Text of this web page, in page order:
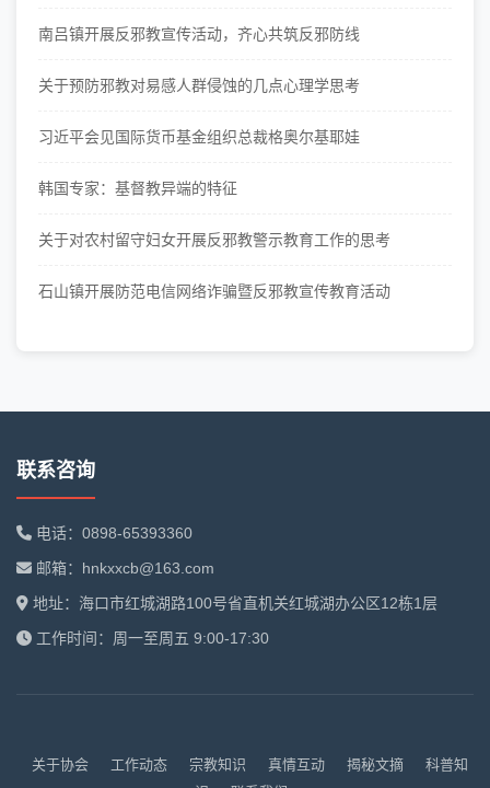
南吕镇开展反邪教宣传活动，齐心共筑反邪防线
关于预防邪教对易感人群侵蚀的几点心理学思考
习近平会见国际货币基金组织总裁格奥尔基耶娃
韩国专家：基督教异端的特征
关于对农村留守妇女开展反邪教警示教育工作的思考
石山镇开展防范电信网络诈骗暨反邪教宣传教育活动
联系咨询
电话：0898-65393360
邮箱：hnkxxcb@163.com
地址：海口市红城湖路100号省直机关红城湖办公区12栋1层
工作时间：周一至周五 9:00-17:30
关于协会 工作动态 宗教知识 真情互动 揭秘文摘
科普知